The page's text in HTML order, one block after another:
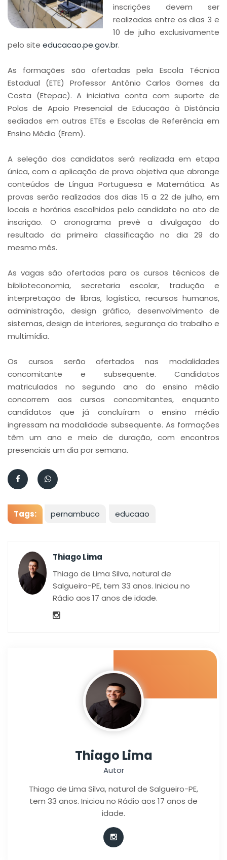
inscrições devem ser
realizadas entre os dias 3 e
10 de julho exclusivamente
pelo site educacao.pe.gov.br.
As formações são ofertadas pela Escola Técnica
Estadual (ETE) Professor Antônio Carlos Gomes da
Costa (Etepac). A iniciativa conta com suporte de
Polos de Apoio Presencial de Educação à Distância
sediados em outras ETEs e Escolas de Referência em
Ensino Médio (Erem).
A seleção dos candidatos será realizada em etapa
única, com a aplicação de prova objetiva que abrange
conteúdos de Língua Portuguesa e Matemática. As
provas serão realizadas dos dias 15 a 22 de julho, em
locais e horários escolhidos pelo candidato no ato de
inscrição. O cronograma prevê a divulgação do
resultado da primeira classificação no dia 29 do
mesmo mês.
As vagas são ofertadas para os cursos técnicos de
biblioteconomia, secretaria escolar, tradução e
interpretação de libras, logística, recursos humanos,
administração, design gráfico, desenvolvimento de
sistemas, design de interiores, segurança do trabalho e
multimídia.
Os cursos serão ofertados nas modalidades
concomitante e subsequente. Candidatos
matriculados no segundo ano do ensino médio
concorrem aos cursos concomitantes, enquanto
candidatos que já concluíram o ensino médio
ingressam na modalidade subsequente. As formações
têm um ano e meio de duração, com encontros
presenciais um dia por semana.
Tags: pernambuco educaao
Thiago Lima
Thiago de Lima Silva, natural de
Salgueiro-PE, tem 33 anos. Iniciou no
Rádio aos 17 anos de idade.
Thiago Lima
Autor
Thiago de Lima Silva, natural de Salgueiro-PE,
tem 33 anos. Iniciou no Rádio aos 17 anos de
idade.